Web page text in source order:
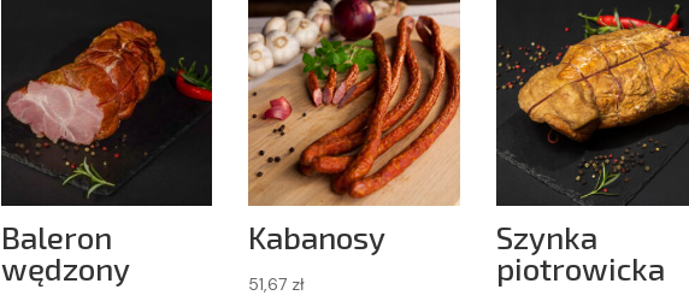
Baleron
wędzony
Kabanosy
51,67 zł
Szynka
piotrowicka